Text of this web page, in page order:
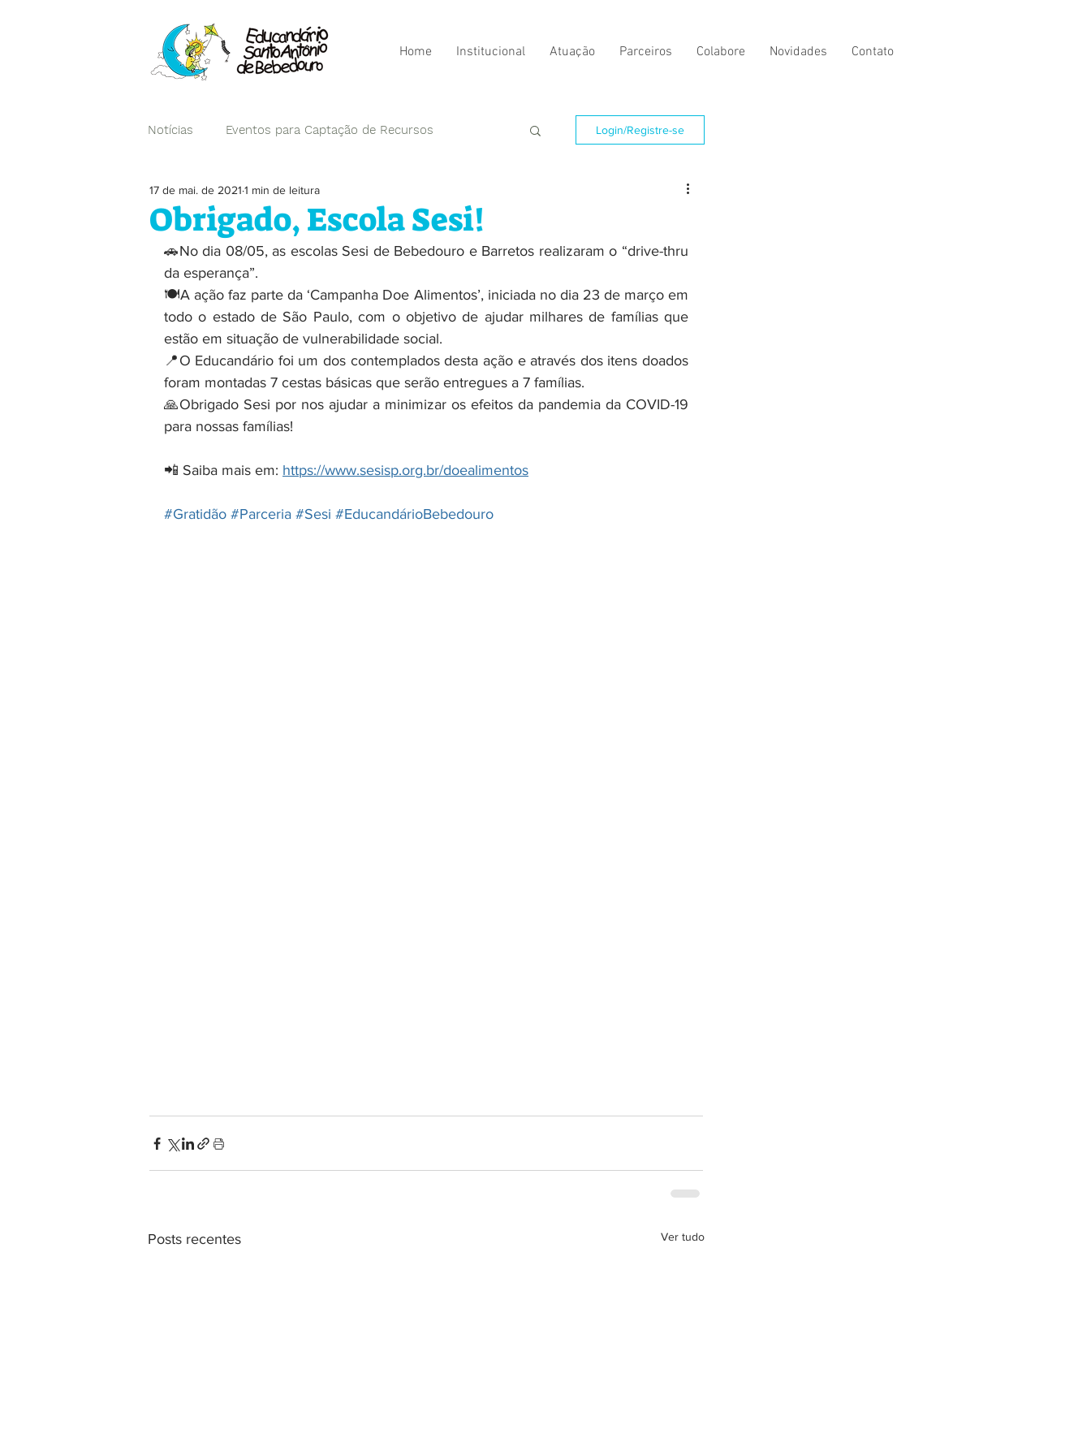
Home Institucional Atuação Parceiros Colabore Novidades Contato
Notícias Eventos para Captação de Recursos
Campanhas
Login/Registre-se
Obrigado, Escola Sesi!
17 de mai. de 2021 1 min de leitura
🚗No dia 08/05, as escolas Sesi de Bebedouro e Barretos realizaram o “drive-thru
da esperança”.
🍽️A ação faz parte da ‘Campanha Doe Alimentos’, iniciada no dia 23 de março em
todo o estado de São Paulo, com o objetivo de ajudar milhares de famílias que
estão em situação de vulnerabilidade social.
📍O Educandário foi um dos contemplados desta ação e através dos itens doados
foram montadas 7 cestas básicas que serão entregues a 7 famílias.
🙏Obrigado Sesi por nos ajudar a minimizar os efeitos da pandemia da COVID-19
para nossas famílias!
📲 Saiba mais em: https://www.sesisp.org.br/doealimentos
#Gratidão #Parceria #Sesi #EducandárioBebedouro
Posts recentes Ver tudo